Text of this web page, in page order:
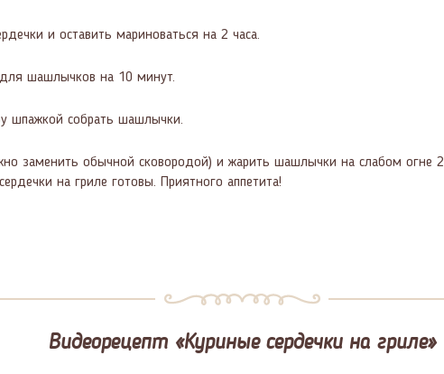
и оставить мариноваться на 2 часа.
шашлычков на 10 минут.
шпажкой собрать шашлычки.
заменить обычной сковородой) и жарить шашлычки на слабом
на гриле готовы. Приятного аппетита!
Видеорецепт «Куриные сердечки на гриле»